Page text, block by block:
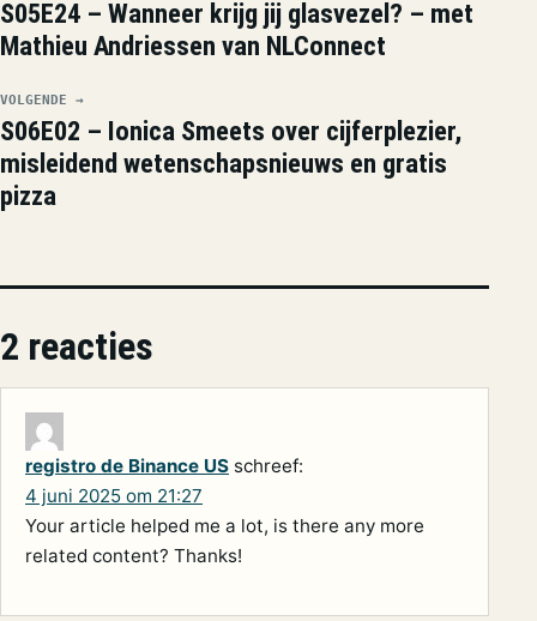
S05E24 – Wanneer krijg jij glasvezel? – met
Mathieu Andriessen van NLConnect
VOLGENDE →
S06E02 – Ionica Smeets over cijferplezier,
misleidend wetenschapsnieuws en gratis
pizza
2 reacties
registro de Binance US schreef:
4 juni 2025 om 21:27
Your article helped me a lot, is there any more
related content? Thanks!